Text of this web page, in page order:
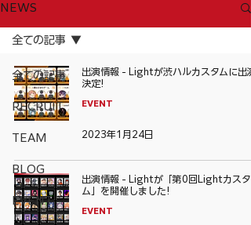
NEWS
全ての記事
RECRUIT
TEAM
BLOG
EVENT
全ての記事
出演情報 - Lightが渋ハルカスタムに出演
決定!
EVENT
2023年1月24日
出演情報 - Lightが「第0回Lightカスタ
ム」を開催しました!
EVENT